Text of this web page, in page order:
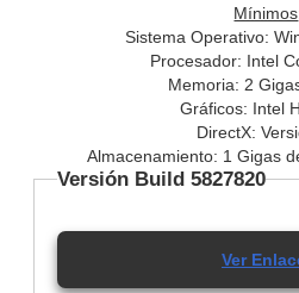
Mínimos
Sistema Operativo:
Procesador: Intel
Memoria: 2
Gráficos: Intel
DirectX:
Almacenamiento: 1 Gigas
Versión Build 5827820
Ver